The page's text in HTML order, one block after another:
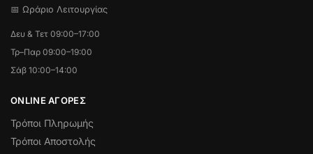
📅 Ωράριο Λειτουργίας
Δευ & Τετ 09:00–17:00
Τρ–Παρ 09:00–19:00
Σάβ 10:00–14:00
ONLINE ΑΓΟΡΕΣ
Τρόποι Πληρωμής
Τρόποι Αποστολής